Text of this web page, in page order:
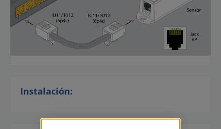
Instalación: